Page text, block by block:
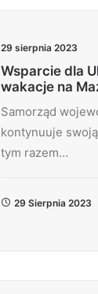
29 sierpnia 2023
Wsparcie dla
wakacje na
Samorząd
kontynuuje
tym razem…
29 Sierpnia 2023